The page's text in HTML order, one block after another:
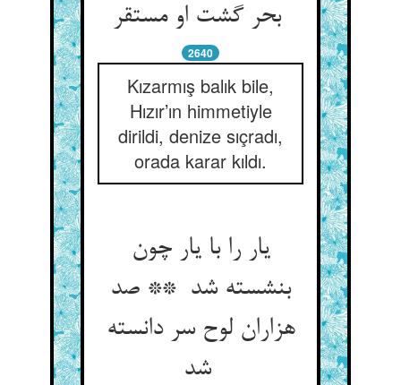
بحر گشت او مستقر
2640
Kızarmış balık bile,
Hızır’ın himmetiyle
dirildi, denize sıçradı,
orada karar kıldı.
یار را با یار چون
بنشسته شد ** صد
هزاران لوح سر دانسته
شد